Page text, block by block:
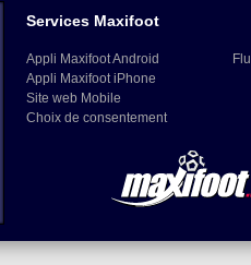
Services Maxifoot
Appli Maxifoot Android
Appli Maxifoot iPhone
Site web Mobile
Choix de consentement